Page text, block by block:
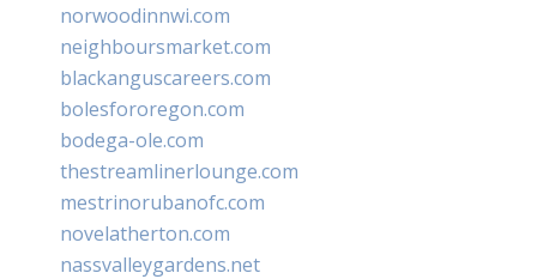
norwoodinnwi.com
neighboursmarket.com
blackanguscareers.com
bolesfororegon.com
bodega-ole.com
thestreamlinerlounge.com
mestrinorubanofc.com
novelatherton.com
nassvalleygardens.net